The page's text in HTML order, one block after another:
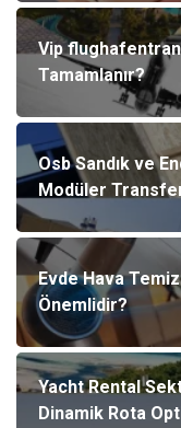
Vip
Tamamlanır?
Osb Sandık ve
Modüler
Evde Hava
Önemlidir?
Yacht Rental
Dinamik Rota